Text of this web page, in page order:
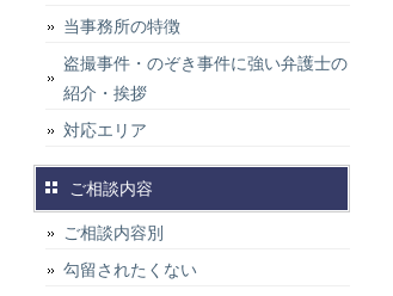
当事務所の特徴
盗撮事件・のぞき事件に強い弁護士の
紹介・挨拶
対応エリア
ご相談内容
ご相談内容別
勾留されたくない